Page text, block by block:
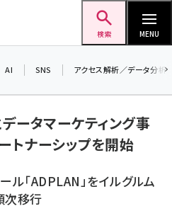
検索 MENU
AI SNS アクセス解析／データ分析
ータマーケティング事
トナーシップを開始
ル「ADPLAN」をイルグルム
次移行